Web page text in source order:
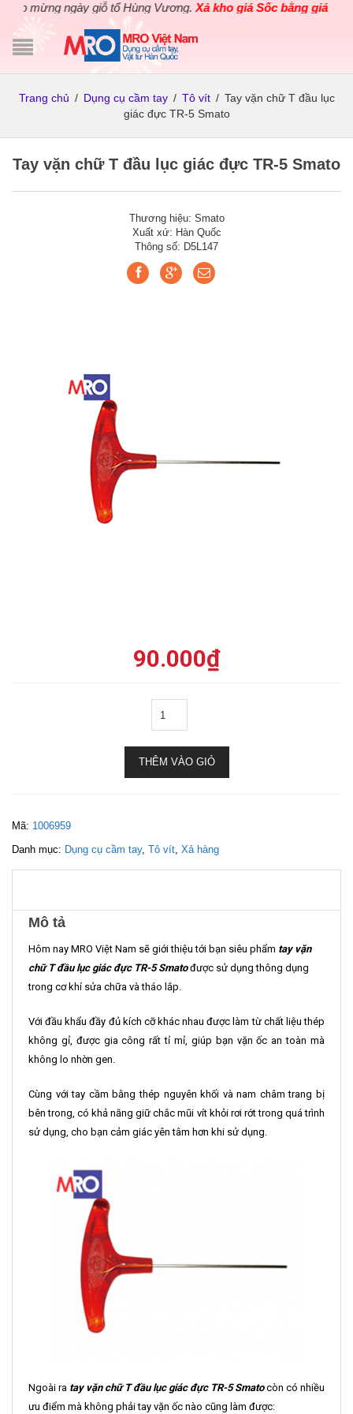
mừng ngày giỗ tổ Hùng Vương.Xả kho giá Sốc bằng giá Gốc
Trang chủ / Dụng cụ cầm tay / Tô vít / Tay vặn chữ T đầu lục
giác đực TR-5 Smato
Tay vặn chữ T đầu lục giác đực TR-5 Smato
Thương hiệu: Smato
Xuất xứ: Hàn Quốc
Thông số: D5L147
90.000₫
THÊM VÀO GIỎ
Mã: 1006959
Danh mục: Dụng cụ cầm tay, Tô vít, Xả hàng
Mô tả
Hôm nay MRO Việt Nam sẽ giới thiệu tới bạn siêu phẩm tay vặn
chữ T đầu lục giác đực TR-5 Smatođược sử dụng thông dụng
trong cơ khí sửa chữa và tháo lắp.
Với đầu khẩu đầy đủ kích cỡ khác nhau được làm từ chất liệu thép
không gỉ, được gia công rất tỉ mỉ, giúp bạn vặn ốc an toàn mà
không lo nhờn gen.
Cùng với tay cầm bằng thép nguyên khối và nam châm trang bị
bên trong, có khả năng giữ chắc mũi vít khỏi rơi rớt trong quá trình
sử dụng, cho bạn cảm giác yên tâm hơn khi sử dụng.
Ngoài ra tay vặn chữ T đầu lục giác đực TR-5 Smatocòn có nhiều
ưu điểm mà không phải tay vặn ốc nào cũng làm được: